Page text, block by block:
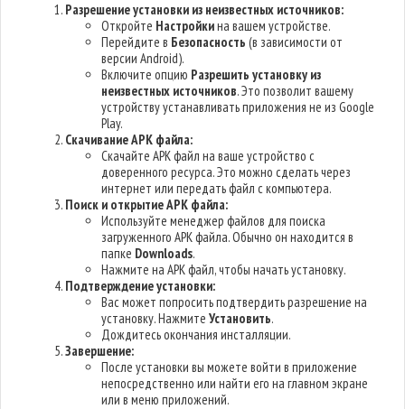
Разрешение установки из неизвестных источников:
Откройте Настройкина вашем устройстве.
Перейдите в Безопасность (в зависимости от
версии Android).
Включите опцию Разрешить установку из
неизвестных источников. Это позволит вашему
устройству устанавливать приложения не из Google
Play.
Скачивание APK файла:
Скачайте APK файл на ваше устройство с
доверенного ресурса. Это можно сделать через
интернет или передать файл с компьютера.
Поиск и открытие APK файла:
Используйте менеджер файлов для поиска
загруженного APK файла. Обычно он находится в
папке Downloads.
Нажмите на APK файл, чтобы начать установку.
Подтверждение установки:
Вас может попросить подтвердить разрешение на
установку. НажмитеУстановить.
Дождитесь окончания инсталляции.
Завершение:
После установки вы можете войти в приложение
непосредственно или найти его на главном экране
или в меню приложений.